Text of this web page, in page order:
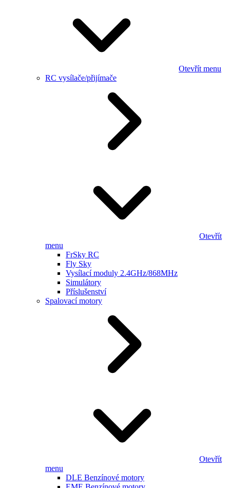
Otevřít menu
RC vysílače/přijímače
Otevřít
menu
FrSky RC
Fly Sky
Vysílací moduly 2.4GHz/868MHz
Simulátory
Příslušenství
Spalovací motory
Otevřít
menu
DLE Benzínové motory